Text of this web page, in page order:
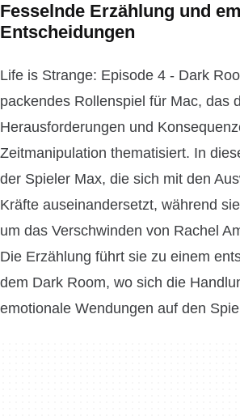
Fesselnde Erzählung und
Entscheidungen
Life is Strange: Episode 4 - Dark
packendes Rollenspiel für Mac, das
Herausforderungen und
Zeitmanipulation thematisiert. In
der Spieler Max, die sich mit den
Kräfte auseinandersetzt, während
um das Verschwinden von Rachel
Die Erzählung führt sie zu einem
dem Dark Room, wo sich die
emotionale Wendungen auf den